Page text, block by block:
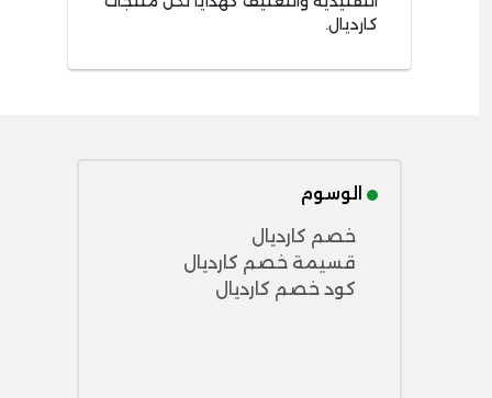
كارديال.
الوسوم
خصم كارديال
قسيمة خصم كارديال
كود خصم كارديال